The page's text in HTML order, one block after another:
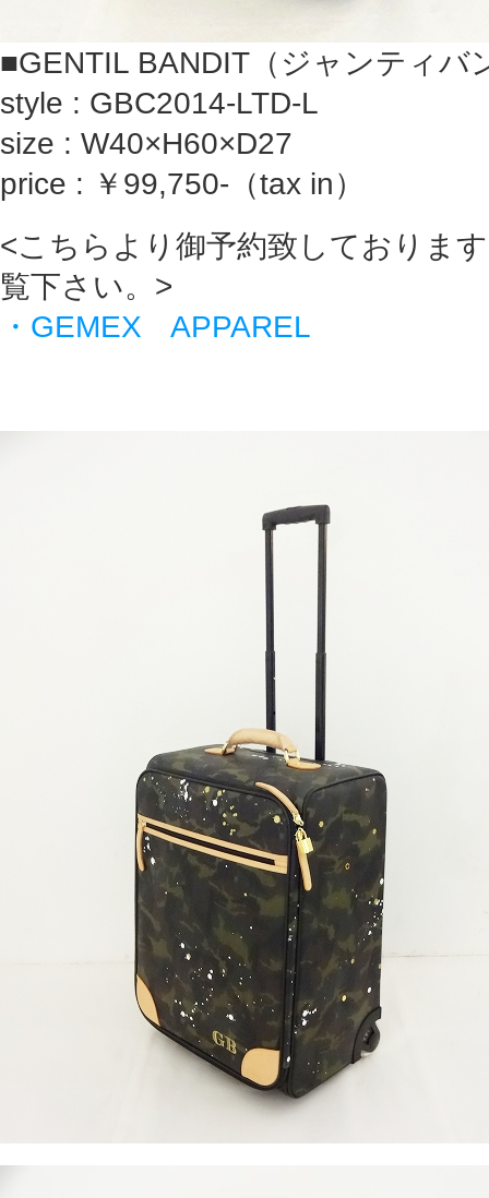
■GENTIL BANDIT（ジャンティバ
style : GBC2014-LTD-L
size : W40×H60×D27
price : ￥99,750-（tax in）
<こちらより御予約致しておりま
覧下さい。>
・GEMEX APPAREL